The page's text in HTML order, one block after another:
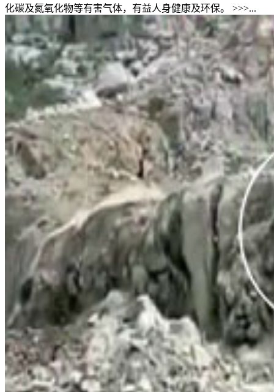
化碳及氮氧化物等有害气体，有益人身健康及环保。 >>>...